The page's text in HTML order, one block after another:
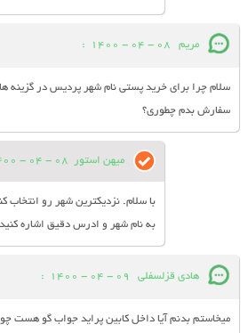
مریم 08 - 04 - 1400
:
سلام چرا برای خرید پستی نام شهر پردیس در گزینه
سفارش بدم چطوری؟
میهن استور 08 - 04 - 1400
با سلام. نزدیکترین شهر رو
به نام شهر و ادرس دقیق اشاره کنید
هادی قزلسفلی 09 - 04 - 1400
:
میخاستم بدنم آیا داخل کابین پراید جواب گو هست